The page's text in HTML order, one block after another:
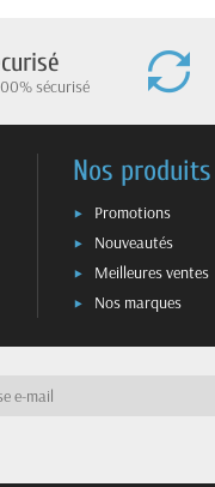
sécurisé
Nos produits
Promotions
Nouveautés
Meilleures ventes
Nos marques